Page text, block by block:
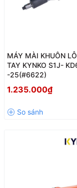
MÁY MÀI KHUÔN
TAY KYNKO S1J-
-25(#6622)
1.235.000₫